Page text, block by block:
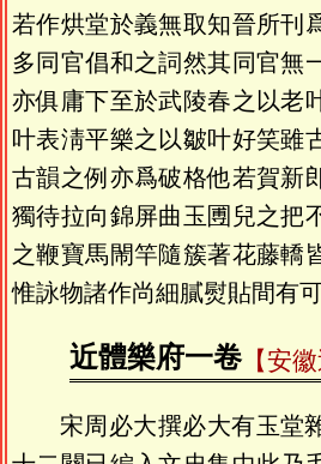
若作烘堂於義無取知晉所刊
多同官倡和之詞然其同官無
亦俱庸下至於武陵春之以老
叶表淸平樂之以皺叶好笑雖
古韻之例亦爲破格他若賀新
獨待拉向錦屏曲玉圑兒之把
之鞭寶馬閙竿隨簇著花藤轎
惟詠物諸作尚細膩熨貼間有
近體樂府一卷【安徽
宋周必大撰必大有玉堂